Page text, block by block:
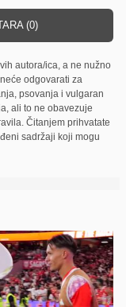
(0)
autora/ica, a ne nužno
odgovarati za
psovanja i vulgaran
ali to ne obavezuje
Čitanjem prihvatate
sadržaji koji mogu